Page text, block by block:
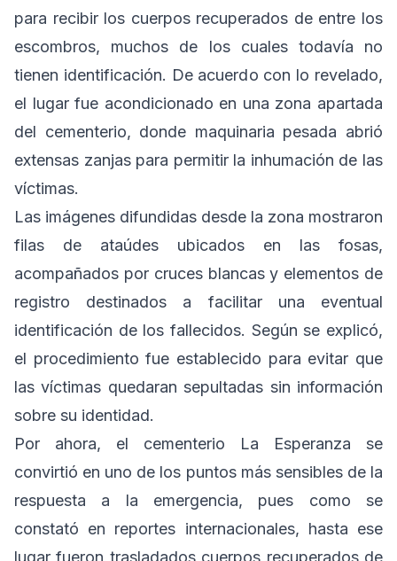
para recibir los cuerpos recuperados de entre los
escombros, muchos de los cuales todavía no
tienen identificación. De acuerdo con lo revelado,
el lugar fue acondicionado en una zona apartada
del cementerio, donde maquinaria pesada abrió
extensas zanjas para permitir la inhumación de las
víctimas.
Las imágenes difundidas desde la zona mostraron
filas de ataúdes ubicados en las fosas,
acompañados por cruces blancas y elementos de
registro destinados a facilitar una eventual
identificación de los fallecidos. Según se explicó,
el procedimiento fue establecido para evitar que
las víctimas quedaran sepultadas sin información
sobre su identidad.
Por ahora, el cementerio La Esperanza se
convirtió en uno de los puntos más sensibles de la
respuesta a la emergencia, pues como se
constató en reportes internacionales, hasta ese
lugar fueron trasladados cuerpos recuperados de